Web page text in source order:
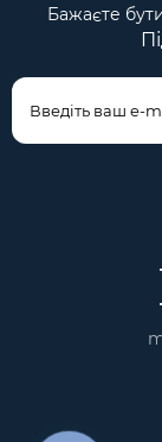
Бажаєте